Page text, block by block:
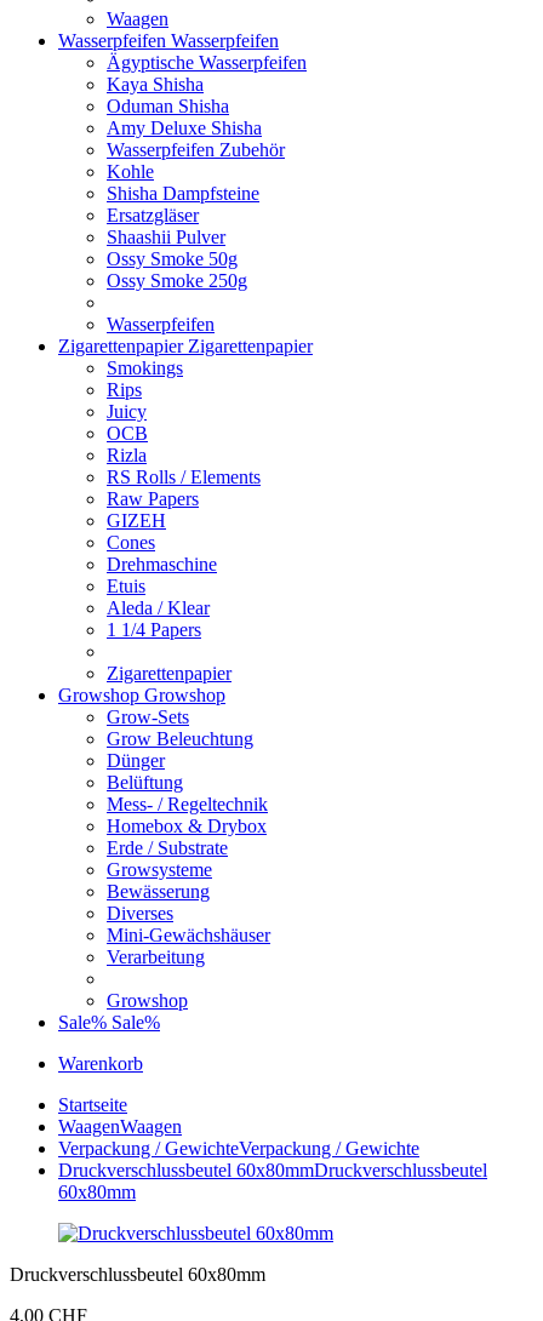
Waagen
Wasserpfeifen Wasserpfeifen
Ägyptische Wasserpfeifen
Kaya Shisha
Oduman Shisha
Amy Deluxe Shisha
Wasserpfeifen Zubehör
Kohle
Shisha Dampfsteine
Ersatzgläser
Shaashii Pulver
Ossy Smoke 50g
Ossy Smoke 250g
Wasserpfeifen
Zigarettenpapier Zigarettenpapier
Smokings
Rips
Juicy
OCB
Rizla
RS Rolls / Elements
Raw Papers
GIZEH
Cones
Drehmaschine
Etuis
Aleda / Klear
1 1/4 Papers
Zigarettenpapier
Growshop Growshop
Grow-Sets
Grow Beleuchtung
Dünger
Belüftung
Mess- / Regeltechnik
Homebox & Drybox
Erde / Substrate
Growsysteme
Bewässerung
Diverses
Mini-Gewächshäuser
Verarbeitung
Growshop
Sale% Sale%
Warenkorb
Startseite
WaagenWaagen
Verpackung / GewichteVerpackung / Gewichte
Druckverschlussbeutel 60x80mmDruckverschlussbeutel
60x80mm
Druckverschlussbeutel 60x80mm
4,00 CHF